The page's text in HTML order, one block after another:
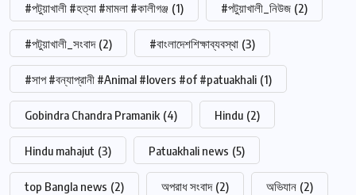
#পটুয়াখালী #হত্যা #মামলা #কালীগঞ্জ (1) #পটুয়াখালী_নিউজ (2)
#পটুয়াখালী_সংবাদ (2) #বাংলাদেশশিক্ষাব্যবস্থা (3)
#সাপ #বন্যাপ্রানী #Animal #lovers #of #patuakhali (1)
Gobindra Chandra Pramanik (4) Hindu (2)
Hindu mahajut (3) Patuakhali news (5)
top Bangla news (2) অপরাধ সংবাদ (2) অভিযান (2)